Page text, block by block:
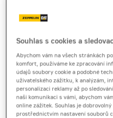
Souhlas s cookies a
Abychom vám na všech stránkách
komfort, používáme ke zpracování
údajů soubory cookie a podobné
uživatelského zážitku, k analýzám,
personalizaci reklamy až po
naši komunikaci s vámi, abychom
online zážitek. Souhlas je
prostřednictvím nastavení souborů